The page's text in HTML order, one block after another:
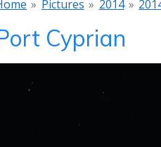
» Pictures » 2014 »
Cyprian